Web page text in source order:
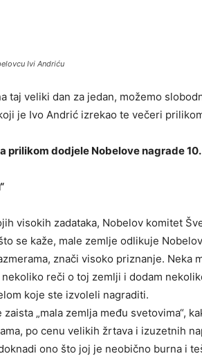
Ivi Andriću
taj veliki dan za jedan, možemo
je Ivo Andrić izrekao te večeri
prilikom dodjele Nobelove nagrade
visokih zadataka, Nobelov komitet
se kaže, male zemlje odlikuje
znači visoko priznanje. Neka
reči o toj zemlji i dodam
koje ste izvoleli nagraditi.
zaista „mala zemlja među svetovima“,
po cenu velikih žrtava i izuzetnih
ono što joj je neobično burna i